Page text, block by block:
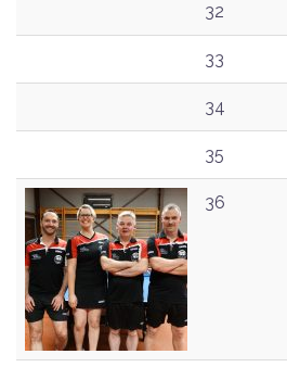
32
33
34
35
36